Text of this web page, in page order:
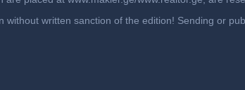
written sanction of the edition! Sending or